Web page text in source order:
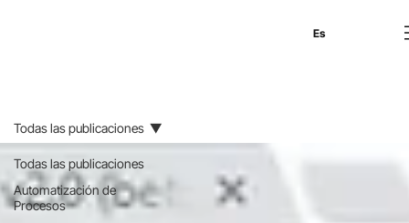
Es
Todas las publicaciones
Automatización de
Procesos
Todas las publicaciones